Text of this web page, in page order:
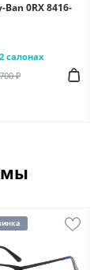
0RX 8416-
2 салонах
₽